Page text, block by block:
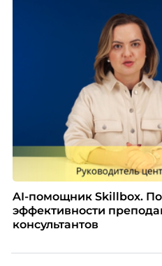
AI-помощник Skillbox.
эффективности
консультантов